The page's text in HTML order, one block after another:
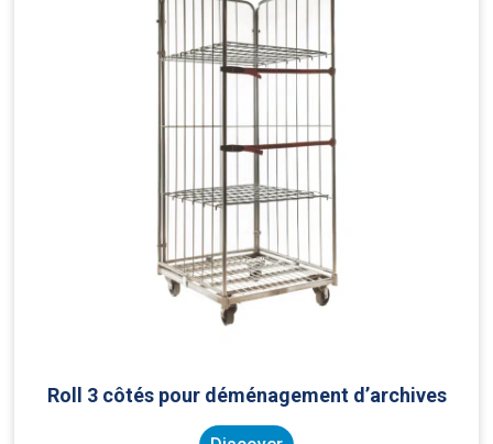
Roll 3 côtés pour déménagement d’archives